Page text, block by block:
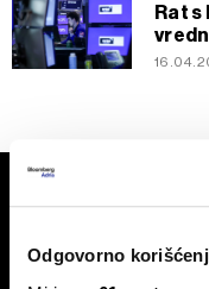
Odgovorno
Rat